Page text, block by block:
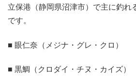
立保港（静岡県沼津市）で主に釣れ
です。
■ 眼仁奈（メジナ・グレ・クロ）
■ 黒鯛（クロダイ・チヌ・カイズ）